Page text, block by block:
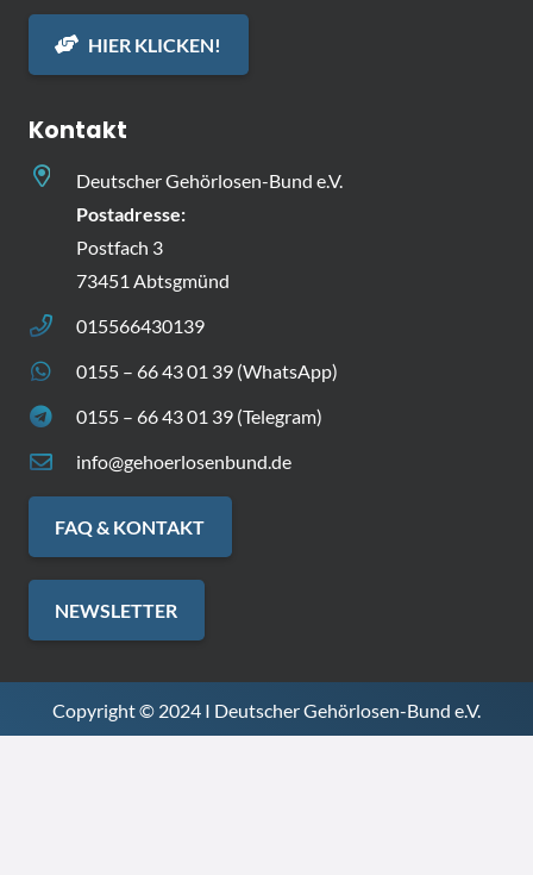
HIER KLICKEN!
Kontakt
Deutscher Gehörlosen-Bund e.V.
Postadresse:
Postfach 3
73451 Abtsgmünd
015566430139
0155 – 66 43 01 39 (WhatsApp)
0155 – 66 43 01 39 (Telegram)
info@gehoerlosenbund.de
FAQ & KONTAKT
NEWSLETTER
Copyright © 2024 I Deutscher Gehörlosen-Bund e.V.